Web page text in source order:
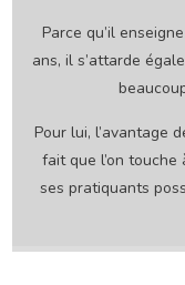
Parce qu’il
ans, il s’attarde
Pour lui, l’avantage
fait que l’on
ses pratiquants